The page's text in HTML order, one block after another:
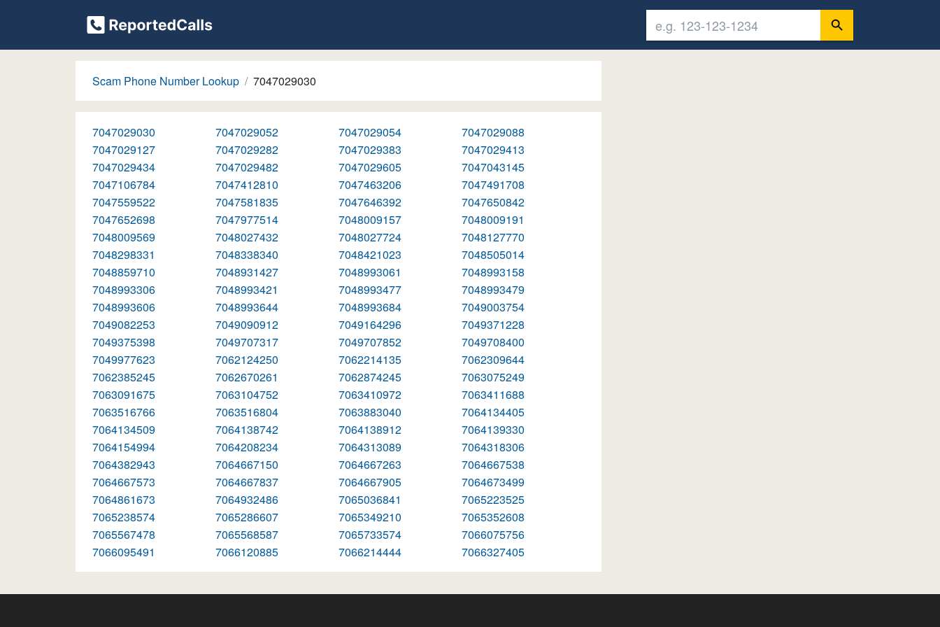
Scam Phone Number Lookup 7047029030
7047029030 7047029052 7047029054
7047029088
7047029127
7047029282 7047029383
7047029413
7047029434
7047029482 7047029605
7047043145
7047106784
7047412810 7047463206
7047491708
7047559522
7047581835 7047646392
7047650842
7047652698
7047977514 7048009157
7048009191
7048009569
7048027432 7048027724
7048127770
7048298331
7048338340 7048421023
7048505014
7048859710
7048931427 7048993061
7048993158
7048993306
7048993421 7048993477
7048993479
7048993606
7048993644 7048993684
7049003754
7049082253
7049090912 7049164296
7049371228
7049375398
7049707317 7049707852
7049708400
7049977623
7062124250 7062214135
7062309644
7062385245
7062670261 7062874245
7063075249
7063091675
7063104752 7063410972
7063411688
7063516766
7063516804 7063883040
7064134405
7064134509
7064138742 7064138912
7064139330
7064154994
7064208234 7064313089
7064318306
7064382943
7064667150 7064667263
7064667538
7064667573
7064667837 7064667905
7064673499
7064861673
7064932486 7065036841
7065223525
7065238574
7065286607 7065349210
7065352608
7065567478
7065568587 7065733574
7066075756
7066095491
7066120885 7066214444 7066327405